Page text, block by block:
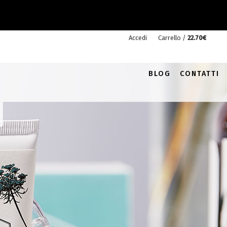
Accedi Carrello / 22.70€
BLOG CONTATTI